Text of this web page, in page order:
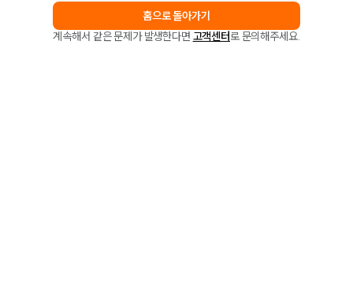
홈으로 돌아가기
계속해서 같은 문제가 발생한다면 고객센터로 문의해주세요.